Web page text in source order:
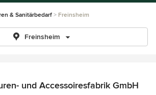
& Sanitärbedarf Freinsheim
Freinsheim
und Accessoiresfabrik GmbH